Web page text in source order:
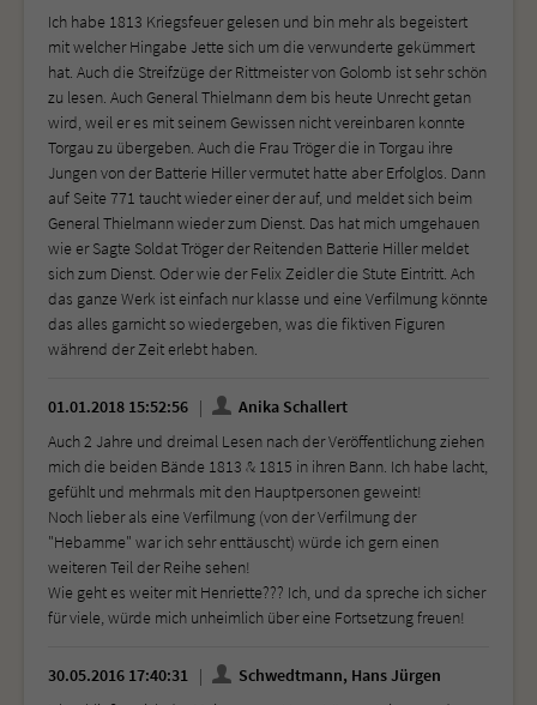
Ich habe 1813 Kriegsfeuer gelesen und bin mehr als begeistert
mit welcher Hingabe Jette sich um die verwunderte gekümmert
hat. Auch die Streifzüge der Rittmeister von Golomb ist sehr schön
zu lesen. Auch General Thielmann dem bis heute Unrecht getan
wird, weil er es mit seinem Gewissen nicht vereinbaren konnte
Torgau zu übergeben. Auch die Frau Tröger die in Torgau ihre
Jungen von der Batterie Hiller vermutet hatte aber Erfolglos. Dann
auf Seite 771 taucht wieder einer der auf, und meldet sich beim
General Thielmann wieder zum Dienst. Das hat mich umgehauen
wie er Sagte Soldat Tröger der Reitenden Batterie Hiller meldet
sich zum Dienst. Oder wie der Felix Zeidler die Stute Eintritt. Ach
das ganze Werk ist einfach nur klasse und eine Verfilmung könnte
das alles garnicht so wiedergeben, was die fiktiven Figuren
während der Zeit erlebt haben.
01.01.2018 15:52:56
Anika Schallert
Auch 2 Jahre und dreimal Lesen nach der Veröffentlichung ziehen
mich die beiden Bände 1813 & 1815 in ihren Bann. Ich habe lacht,
gefühlt und mehrmals mit den Hauptpersonen geweint!
Noch lieber als eine Verfilmung (von der Verfilmung der
"Hebamme" war ich sehr enttäuscht) würde ich gern einen
weiteren Teil der Reihe sehen!
Wie geht es weiter mit Henriette??? Ich, und da spreche ich sicher
für viele, würde mich unheimlich über eine Fortsetzung freuen!
30.05.2016 17:40:31
Schwedtmann, Hans Jürgen